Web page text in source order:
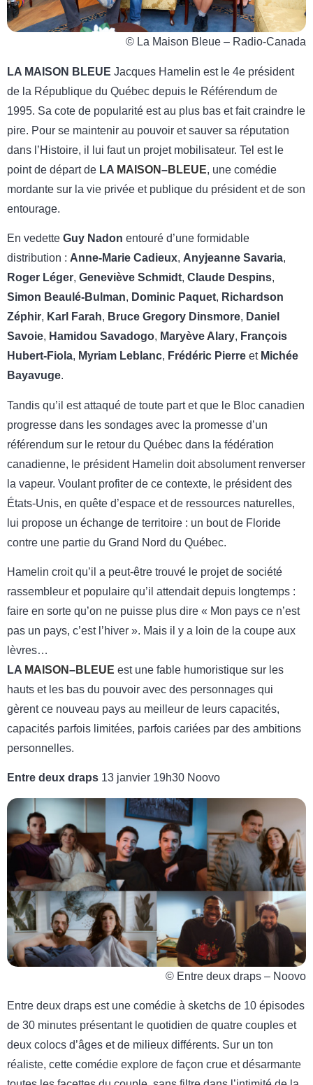
© La Maison Bleue – Radio-Canada
LA MAISON BLEUE Jacques Hamelin est le 4e président
de la République du Québec depuis le Référendum de
1995. Sa cote de popularité est au plus bas et fait craindre le
pire. Pour se maintenir au pouvoir et sauver sa réputation
dans l’Histoire, il lui faut un projet mobilisateur. Tel est le
point de départ de LA MAISON–BLEUE, une comédie
mordante sur la vie privée et publique du président et de son
entourage.
En vedette Guy Nadon entouré d’une formidable
distribution : Anne-Marie Cadieux, Anyjeanne Savaria,
Roger Léger, Geneviève Schmidt, Claude Despins,
Simon Beaulé-Bulman, Dominic Paquet, Richardson
Zéphir, Karl Farah, Bruce Gregory Dinsmore, Daniel
Savoie, Hamidou Savadogo, Maryève Alary, François
Hubert-Fiola, Myriam Leblanc, Frédéric Pierre et Michée
Bayavuge.
Tandis qu’il est attaqué de toute part et que le Bloc canadien
progresse dans les sondages avec la promesse d’un
référendum sur le retour du Québec dans la fédération
canadienne, le président Hamelin doit absolument renverser
la vapeur. Voulant profiter de ce contexte, le président des
États-Unis, en quête d’espace et de ressources naturelles,
lui propose un échange de territoire : un bout de Floride
contre une partie du Grand Nord du Québec.
Hamelin croit qu’il a peut-être trouvé le projet de société
rassembleur et populaire qu’il attendait depuis longtemps :
faire en sorte qu’on ne puisse plus dire « Mon pays ce n’est
pas un pays, c’est l’hiver ». Mais il y a loin de la coupe aux
lèvres…
LA MAISON–BLEUE est une fable humoristique sur les
hauts et les bas du pouvoir avec des personnages qui
gèrent ce nouveau pays au meilleur de leurs capacités,
capacités parfois limitées, parfois cariées par des ambitions
personnelles.
Entre deux draps 13 janvier 19h30 Noovo
© Entre deux draps – Noovo
Entre deux draps est une comédie à sketchs de 10 épisodes
de 30 minutes présentant le quotidien de quatre couples et
deux colocs d’âges et de milieux différents. Sur un ton
réaliste, cette comédie explore de façon crue et désarmante